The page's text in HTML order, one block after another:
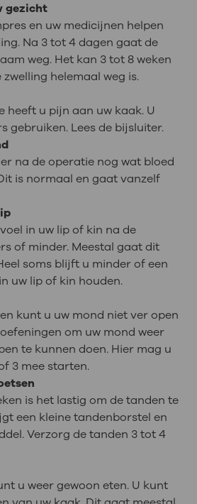
gezicht
en uw medicijnen helpen
Na 3 tot 4 dagen gaat de
weg. Het kan 3 tot 8 weken
helemaal weg is.
heeft u pijn aan uw kaak. U
gebruiken. Lees de bijsluiter.
na de operatie nog wat bloed
is normaal en gaat vanzelf
in uw lip of kin na de
of minder. Meestal gaat dit
soms blijft u minder of een
uw lip of kin houden.
kunt u uw mond niet ver open
om uw mond weer
te kunnen doen. Hier mag u
3 mee starten.
is het lastig om de tanden te
een kleine tandenborstel en
Verzorg de tanden 3 tot 4
u weer gewoon eten. U kunt